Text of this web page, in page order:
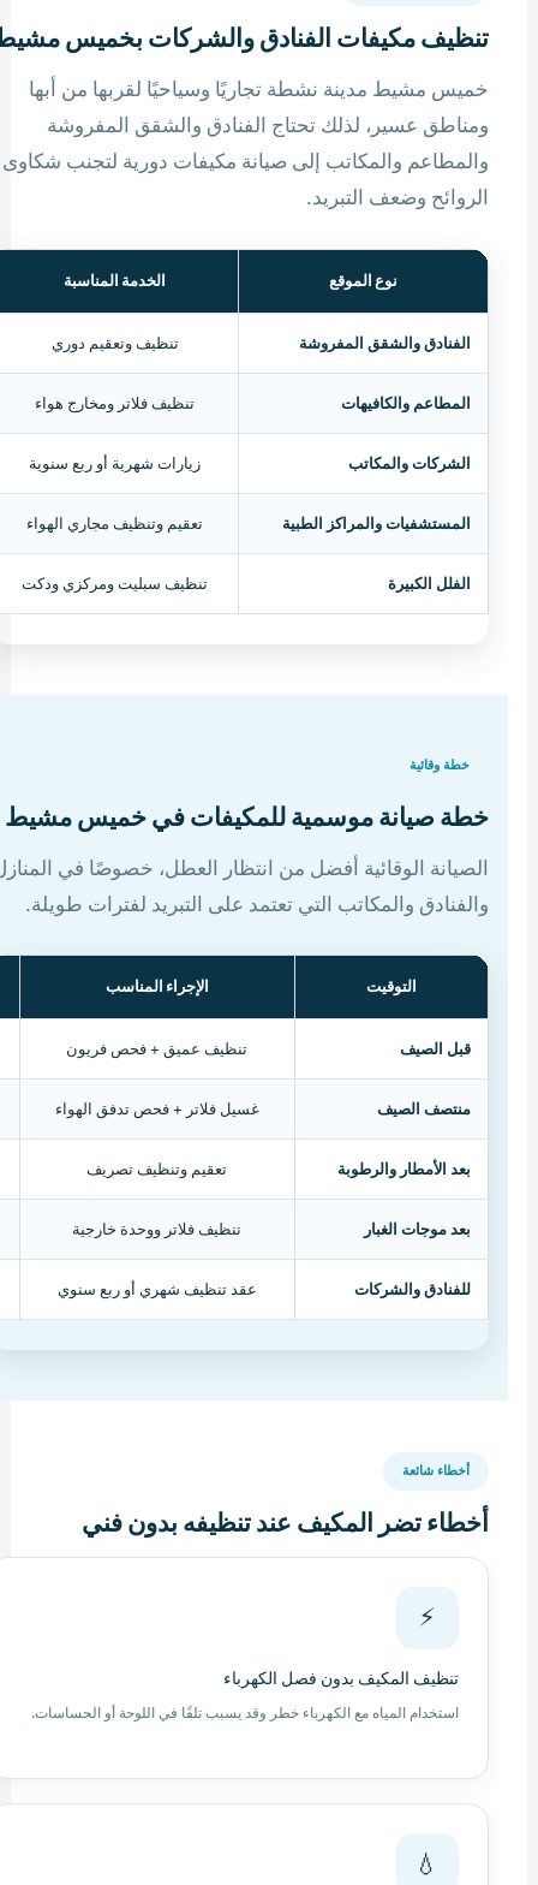
تنظيف مكيفات الفنادق والشركات بخميس
خميس مشيط مدينة نشطة تجاريًا وسياحيًا لقربها من أبها
ومناطق عسير، لذلك تحتاج الفنادق والشقق المفروشة
والمطاعم والمكاتب إلى صيانة مكيفات دورية لتجنب شكاوى
الروائح وضعف التبريد.
نوع الموقع الخدمة المناسبة
الفنادق والشقق المفروشة تنظيف وتعقيم دوري
المطاعم والكافيهات تنظيف فلاتر ومخارج هواء
الشركات والمكاتب زيارات شهرية أو ربع سنوية
المستشفيات والمراكز الطبية تعقيم وتنظيف مجاري الهواء
الفلل الكبيرة تنظيف سبليت ومركزي ودكت
خطة وقائية
خطة صيانة موسمية للمكيفات في خميس مشيط
الصيانة الوقائية أفضل من انتظار العطل، خصوصًا في
والفنادق والمكاتب التي تعتمد على التبريد لفترات طويلة.
التوقيت الإجراء المناسب
قبل الصيف تنظيف عميق + فحص فريون
منتصف الصيف غسيل فلاتر + فحص تدفق الهواء
بعد الأمطار والرطوبة تعقيم وتنظيف تصريف
بعد موجات الغبار تنظيف فلاتر ووحدة خارجية
للفنادق والشركات عقد تنظيف شهري أو ربع سنوي
أخطاء شائعة
أخطاء تضر المكيف عند تنظيفه بدون فني
⚡
تنظيف المكيف بدون فصل الكهرباء
استخدام المياه مع الكهرباء خطر وقد يسبب تلفًا في اللوحة أو الحساسات.
💧